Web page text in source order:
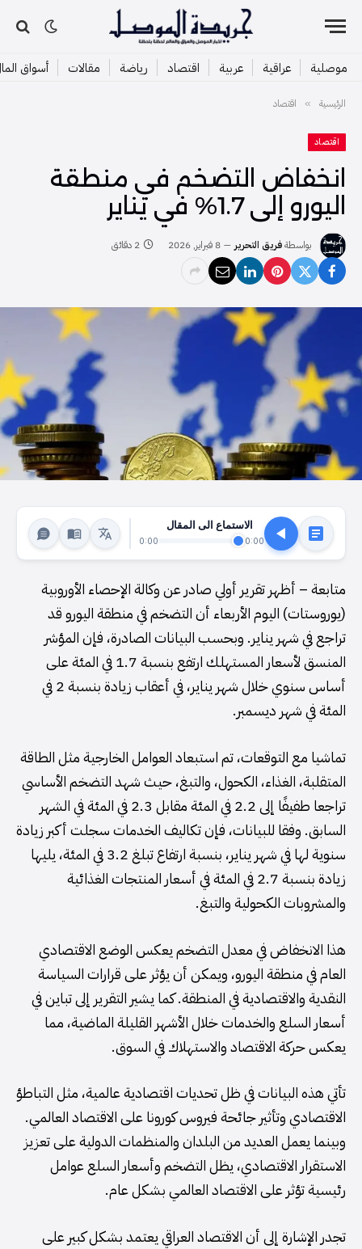
موصلية عراقية عربية اقتصاد رياضة مقالات أسواق
الرئيسية » اقتصاد
اقتصاد
انخفاض التضخم في منطقة
اليورو إلى 1.7% في يناير
بواسطةفريق التحرير 8 فبراير, 2026 2 دقائق
الاستماع الى المقال
0:00
0:00
متابعة – أظهر تقرير أولي صادر عن وكالة الإحصاء الأوروبية
(يوروستات) اليوم الأربعاء أن التضخم في منطقة اليورو قد
تراجع في شهر يناير. وبحسب البيانات الصادرة، فإن المؤشر
المنسق لأسعار المستهلك ارتفع بنسبة 1.7 في المئة على
أساس سنوي خلال شهر يناير، في أعقاب زيادة بنسبة 2 في
المئة في شهر ديسمبر.
تماشيا مع التوقعات، تم استبعاد العوامل الخارجية مثل الطاقة
المتقلبة، الغذاء، الكحول، والتبغ، حيث شهد التضخم الأساسي
تراجعا طفيفًا إلى 2.2 في المئة مقابل 2.3 في المئة في الشهر
السابق. وفقا للبيانات، فإن تكاليف الخدمات سجلت أكبر زيادة
سنوية لها في شهر يناير، بنسبة ارتفاع تبلغ 3.2 في المئة، يليها
زيادة بنسبة 2.7 في المئة في أسعار المنتجات الغذائية
والمشروبات الكحولية والتبغ.
هذا الانخفاض في معدل التضخم يعكس الوضع الاقتصادي
العام في منطقة اليورو، ويمكن أن يؤثر على قرارات السياسة
النقدية والاقتصادية في المنطقة. كما يشير التقرير إلى تباين في
أسعار السلع والخدمات خلال الأشهر القليلة الماضية، مما
يعكس حركة الاقتصاد والاستهلاك في السوق.
تأتي هذه البيانات في ظل تحديات اقتصادية عالمية، مثل التباطؤ
الاقتصادي وتأثير جائحة فيروس كورونا على الاقتصاد العالمي.
وبينما يعمل العديد من البلدان والمنظمات الدولية على تعزيز
الاستقرار الاقتصادي، يظل التضخم وأسعار السلع عوامل
رئيسية تؤثر على الاقتصاد العالمي بشكل عام.
تجدر الإشارة إلى أن الاقتصاد العراقي يعتمد بشكل كبير على